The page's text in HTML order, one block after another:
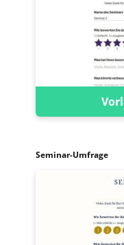
Seminar-Umfrage